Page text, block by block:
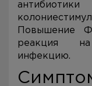
Повышение
реакция
инфекцию.